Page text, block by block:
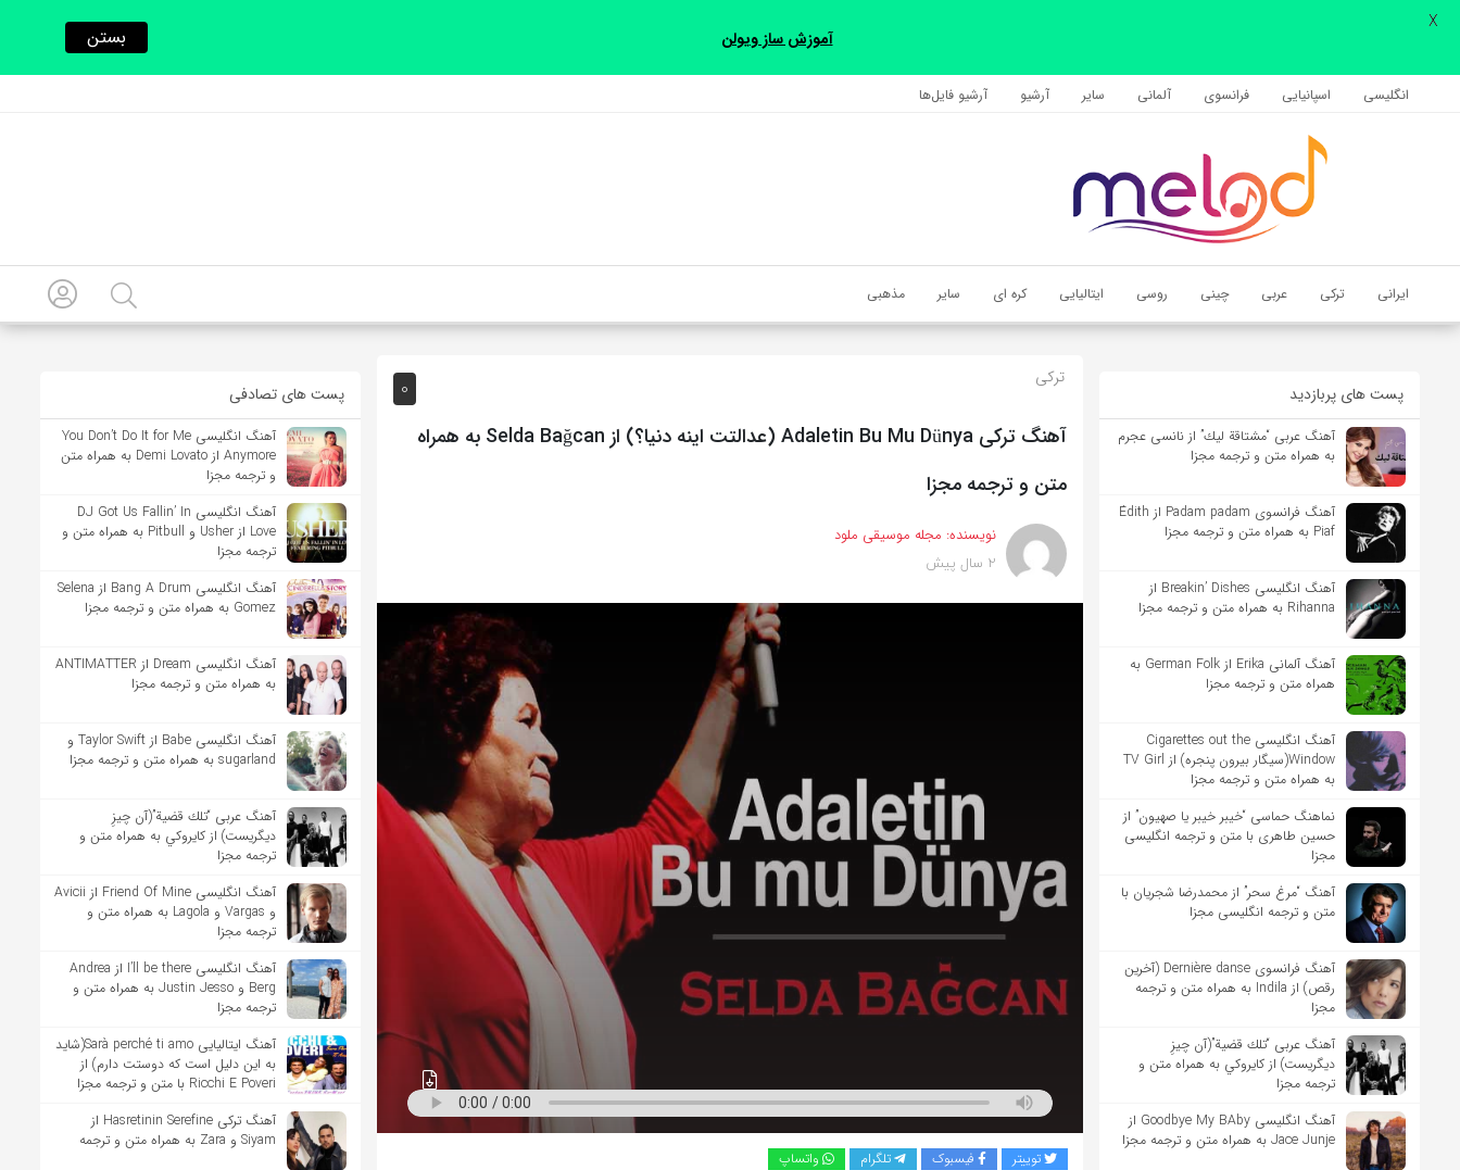
انگلیسی اسپانیایی فرانسوی آلمانی سایر آرشیو آرشیو فایل‌‎ها
ایرانی ترکی عربی چینی روسی ایتالیایی کره ای سایر مذهبی
اشتراک گذاری
با استفاده از روش‌های زیر می‌توانید این صفحه را با دوستان خود به
کپی لینک
پست های پربازدید
آهنگ عربی “مشتاقة لیك” از نانسی عجرم
به همراه متن و ترجمه مجزا
آهنگ فرانسوی Padam padam از Édith
Piaf به همراه متن و ترجمه مجزا
آهنگ انگلیسی Breakin’ Dishes از
Rihanna به همراه متن و ترجمه مجزا
آهنگ آلمانی Erika از German Folk به
همراه متن و ترجمه مجزا
آهنگ انگلیسی Cigarettes out the
Window(سیگار بیرون پنجره) از TV Girl
به همراه متن و ترجمه مجزا
نماهنگ حماسی “خیبر خیبر یا صهیون” از
حسین طاهری با متن و ترجمه انگلیسی
مجزا
آهنگ “مرغ سحر” از محمدرضا شجریان با
متن و ترجمه انگلیسی مجزا
آهنگ فرانسوی Dernière danse (آخرین
رقص) از Indila به همراه متن و ترجمه
مجزا
آهنگ عربی “تلك قضية”(آن چیزِ
دیگریست) از كايروكي به همراه متن و
ترجمه مجزا
آهنگ انگلیسی Goodbye My BAby از
Jace Junje به همراه متن و ترجمه مجزا
0 ترکی
آهنگ ترکی Adaletin Bu Mu Dünya (عدالتت اینه دنیا؟) از Selda Bağcan به همراه
متن و ترجمه مجزا
نویسنده: مجله موسیقی ملود
2 سال پیش
توییتر فیسبوک تلگرام واتساپ
پست های تصادفی
آهنگ انگلیسی You Don’t Do It for Me
Anymore از Demi Lovato به همراه متن
و ترجمه مجزا
آهنگ انگلیسی DJ Got Us Fallin’ In
Love از Usher و Pitbull به همراه متن و
ترجمه مجزا
آهنگ انگلیسی Bang A Drum از Selena
Gomez به همراه متن و ترجمه مجزا
آهنگ انگلیسی Dream از ANTIMATTER
به همراه متن و ترجمه مجزا
آهنگ انگلیسی Babe از Taylor Swift و
sugarland به همراه متن و ترجمه مجزا
آهنگ عربی “تلك قضية”(آن چیزِ
دیگریست) از كايروكي به همراه متن و
ترجمه مجزا
آهنگ انگلیسی Friend Of Mine از Avicii
و Vargas و Lagola به همراه متن و
ترجمه مجزا
آهنگ انگلیسی I’ll be there از Andrea
Berg و Justin Jesso به همراه متن و
ترجمه مجزا
آهنگ ایتالیایی Sarà perché ti amo(شاید
به این دلیل است که دوستت دارم) از
Ricchi E Poveri با متن و ترجمه مجزا
آهنگ ترکی Hasretinin Serefine از
Siyam و Zara به همراه متن و ترجمه
آموزش ساز ویولن بستن
X